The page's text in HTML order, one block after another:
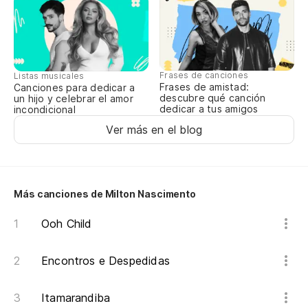
Listas musicales
Canciones para dedicar a
un hijo y celebrar el amor
incondicional
Frases de canciones
Frases de amistad:
descubre qué canción
dedicar a tus amigos
Ver más en el blog
Más canciones de Milton Nascimento
Ooh Child
Encontros e Despedidas
Itamarandiba